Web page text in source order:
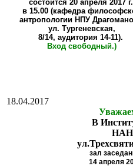
состоится 20 апреля 2017
в 15.00 (кафедра
антропологии НПУ
ул. Тургеневская,
8/14, аудитория 14-11).
Вход свободный.)
18.04.2017
В
НАН
зал
14 апреля